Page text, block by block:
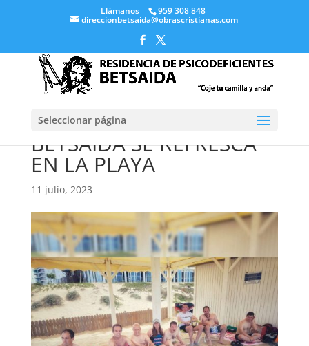
Llámanos 959 308 848
direccionbetsaida@obrascristianas.com
Seleccionar página
BETSAIDA SE REFRESCA
EN LA PLAYA
11 julio, 2023